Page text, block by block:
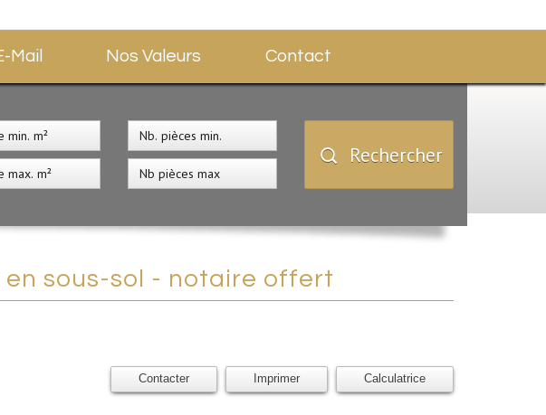
Mail Nos Valeurs Contact
Rechercher
sous-sol - notaire offert
Contacter Imprimer Calculatrice